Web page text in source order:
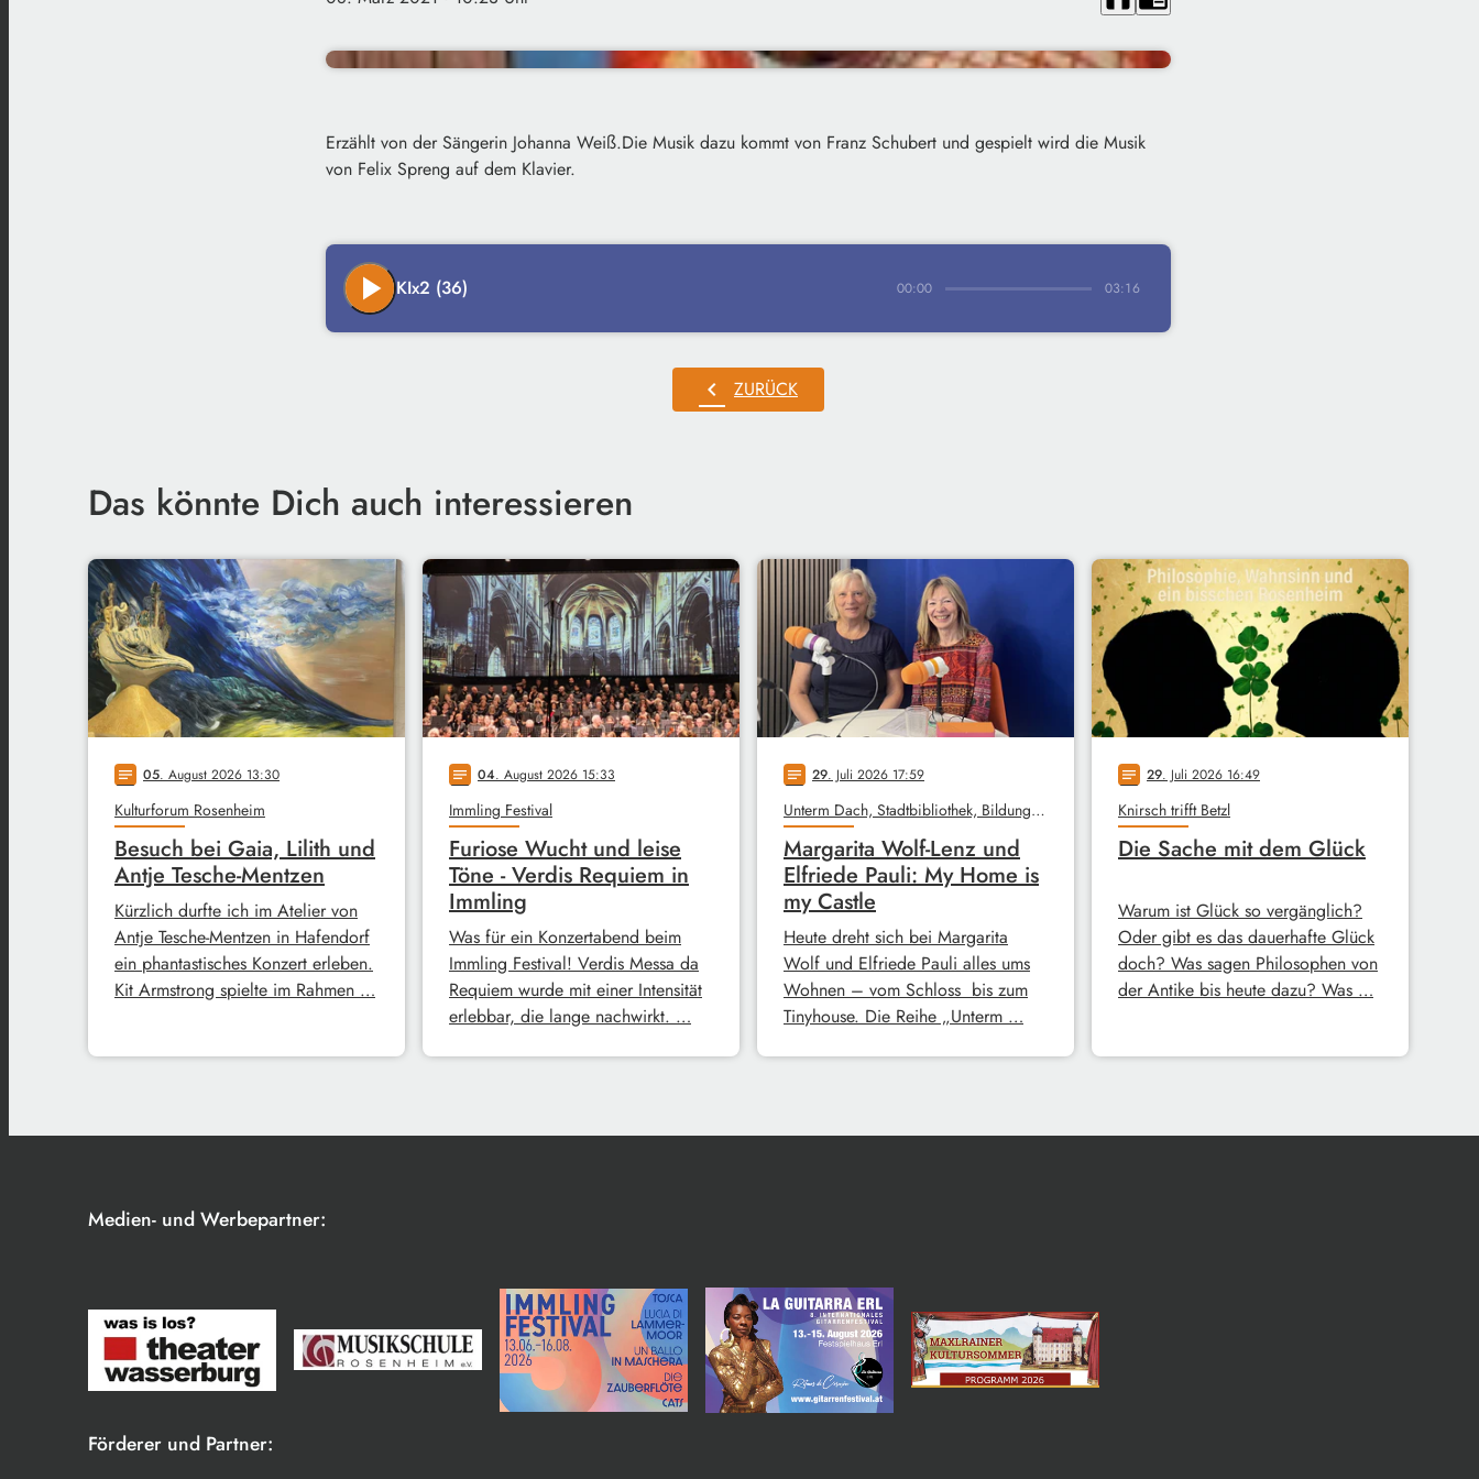
Erzählt von der Sängerin Johanna Weiß.Die Musik dazu kommt von Franz Schubert und gespielt wird die Musik
von Felix Spreng auf dem Klavier.
play_arrow KIx2 (36) 00:00 03:16
chevron_left ZURÜCK
Das könnte Dich auch interessieren
notes 05. August 2026 13:30
Kulturforum Rosenheim
Besuch bei Gaia, Lilith und
Antje Tesche-Mentzen
Kürzlich durfte ich im Atelier von
Antje Tesche-Mentzen in Hafendorf
ein phantastisches Konzert erleben.
Kit Armstrong spielte im Rahmen …
notes 04. August 2026 15:33
Immling Festival
Furiose Wucht und leise
Töne - Verdis Requiem in
Immling
Was für ein Konzertabend beim
Immling Festival! Verdis Messa da
Requiem wurde mit einer Intensität
erlebbar, die lange nachwirkt. …
notes 29. Juli 2026 17:59
Unterm Dach, Stadtbibliothek, Bildungswerk
Margarita Wolf-Lenz und
Elfriede Pauli: My Home is
my Castle
Heute dreht sich bei Margarita
Wolf und Elfriede Pauli alles ums
Wohnen – vom Schloss bis zum
Tinyhouse. Die Reihe „Unterm …
notes 29. Juli 2026 16:49
Knirsch trifft Betzl
Die Sache mit dem Glück
Warum ist Glück so vergänglich?
Oder gibt es das dauerhafte Glück
doch? Was sagen Philosophen von
der Antike bis heute dazu? Was …
Medien- und Werbepartner:
Förderer und Partner: